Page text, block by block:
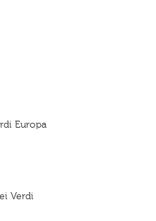
Europa
Verdi